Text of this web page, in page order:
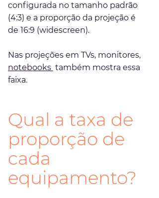
configurada no tamanho padrão
(4:3) e a proporção da projeção é
de 16:9 (widescreen).
Nas projeções em TVs, monitores,
notebooks também mostra essa
faixa.
Qual a taxa de
proporção de
cada
equipamento?